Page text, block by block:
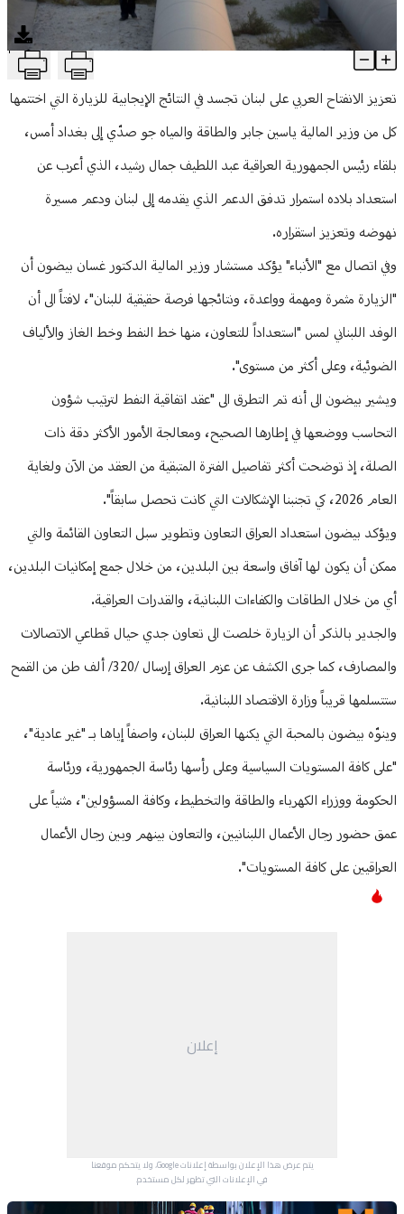
منوعات
خطوط نفط وغاز وألياف ضوئية... نتائج واعدة للزيارة اللبنانية إلى بغداد
T
Article Content
تعزيز الانفتاح العربي على لبنان تجسد في النتائج الإيجابية للزيارة التي اختتمها
كل من وزير المالية ياسين جابر والطاقة والمياه جو صدّي إلى بغداد أمس،
بلقاء رئيس الجمهورية العراقية عبد اللطيف جمال رشيد، الذي أعرب عن
استعداد بلاده استمرار تدفق الدعم الذي يقدمه إلى لبنان ودعم مسيرة
نهوضه وتعزيز استقراره.
وفي اتصال مع "الأنباء" يؤكد مستشار وزير المالية الدكتور غسان بيضون أن
"الزيارة مثمرة ومهمة وواعدة، ونتائجها فرصة حقيقية للبنان"، لافتاً الى أن
الوفد اللبناني لمس "استعداداً للتعاون، منها خط النفط وخط الغاز والألياف
الضوئية، وعلى أكثر من مستوى".
ويشير بيضون الى أنه تم التطرق الى "عقد اتفاقية النفط لترتيب شؤون
التحاسب ووضعها في إطارها الصحيح، ومعالجة الأمور الأكثر دقة ذات
الصلة، إذ توضحت أكثر تفاصيل الفترة المتبقية من العقد من الآن ولغاية
العام 2026، كي تجنبنا الإشكالات التي كانت تحصل سابقاً".
ويؤكد بيضون استعداد العراق التعاون وتطوير سبل التعاون القائمة والتي
ممكن أن يكون لها آفاق واسعة بين البلدين، من خلال جمع إمكانيات البلدين،
أي من خلال الطاقات والكفاءات اللبنانية، والقدرات العراقية.
والجدير بالذكر أن الزيارة خلصت الى تعاون جدي حيال قطاعي الاتصالات
والمصارف، كما جرى الكشف عن عزم العراق إرسال /320/ ألف طن من القمح
ستتسلمها قريباً وزارة الاقتصاد اللبنانية.
وينوّه بيضون بالمحبة التي يكنها العراق للبنان، واصفاً إياها بـ "غير عادية"،
"على كافة المستويات السياسية وعلى رأسها رئاسة الجمهورية، ورئاسة
الحكومة ووزراء الكهرباء والطاقة والتخطيط، وكافة المسؤولين"، مثنياً على
عمق حضور رجال الأعمال اللبنانيين، والتعاون بينهم وبين رجال الأعمال
العراقيين على كافة المستويات".
إعلان
يتم عرض هذا الإعلان بواسطة إعلانات Google، ولا يتحكم موقعنا
في الإعلانات التي تظهر لكل مستخدم.